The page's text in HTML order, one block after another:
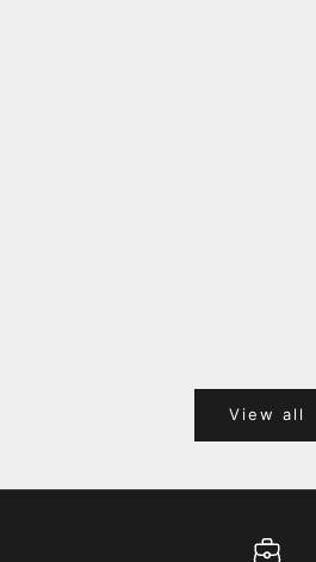
View all